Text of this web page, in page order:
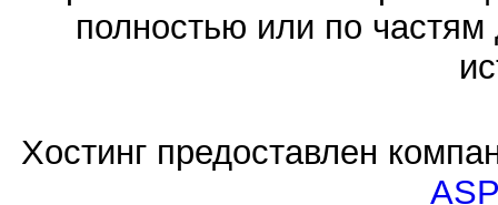
полностью или по частям
Хостинг предоставлен